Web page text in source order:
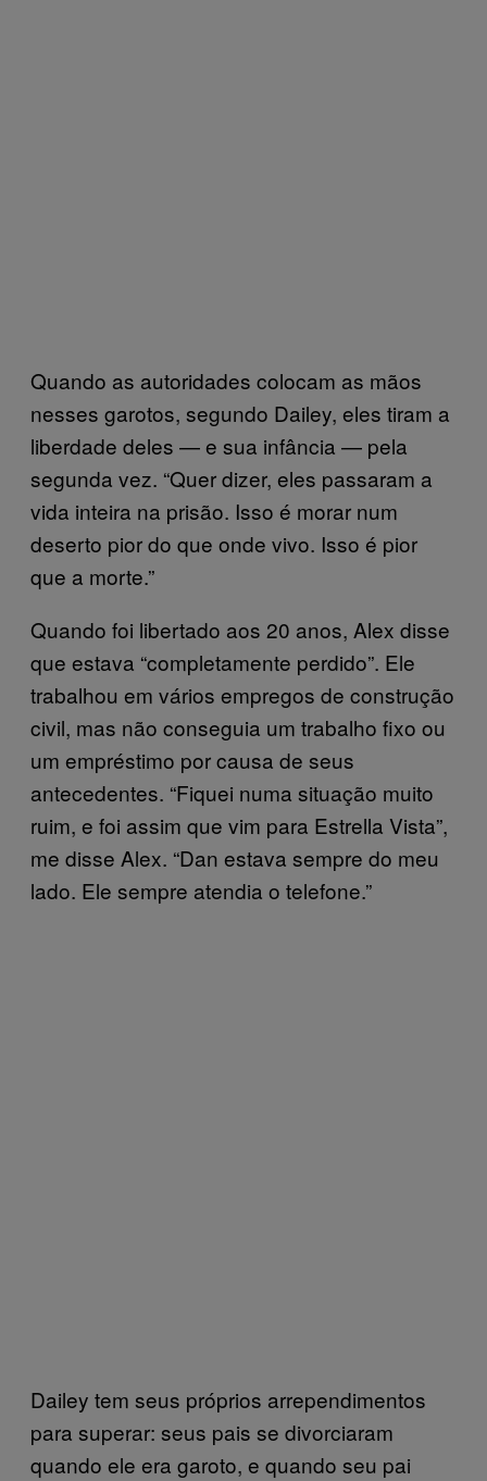
Quando as autoridades colocam as mãos
nesses garotos, segundo Dailey, eles tiram a
liberdade deles — e sua infância — pela
segunda vez. “Quer dizer, eles passaram a
vida inteira na prisão. Isso é morar num
deserto pior do que onde vivo. Isso é pior
que a morte.”
Quando foi libertado aos 20 anos, Alex disse
que estava “completamente perdido”. Ele
trabalhou em vários empregos de construção
civil, mas não conseguia um trabalho fixo ou
um empréstimo por causa de seus
antecedentes. “Fiquei numa situação muito
ruim, e foi assim que vim para Estrella Vista”,
me disse Alex. “Dan estava sempre do meu
lado. Ele sempre atendia o telefone.”
Dailey tem seus próprios arrependimentos
para superar: seus pais se divorciaram
quando ele era garoto, e quando seu pai